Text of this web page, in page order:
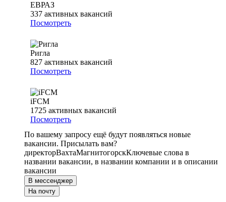
ЕВРАЗ
337 активных вакансий
Посмотреть
Ригла
827 активных вакансий
Посмотреть
iFCM
1725 активных вакансий
Посмотреть
По вашему запросу ещё будут появляться новые
вакансии. Присылать вам?
директорВахтаМагнитогорскКлючевые слова в
названии вакансии, в названии компании и в описании
вакансии
В мессенджер
На почту